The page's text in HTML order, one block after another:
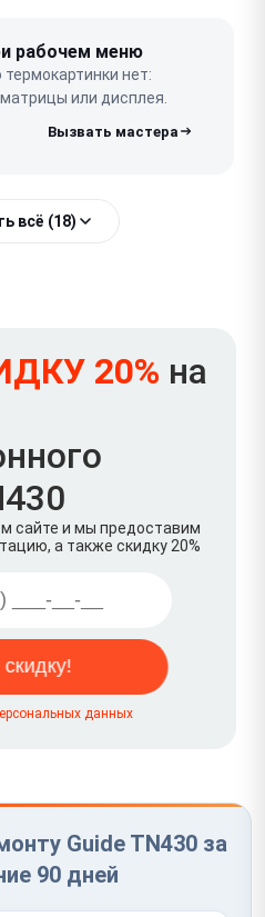
рабочем меню
нет:
или дисплея.
всё (18)
20% на
сайте и мы предоставим
а также скидку 20%
данных
Guide TN430 за
90 дней